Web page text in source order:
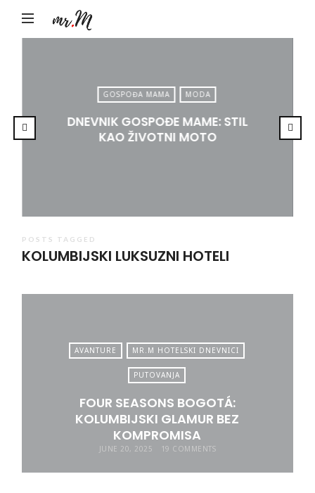
by
Tadić
GOSPOĐA MAMA MODA
DNEVNIK GOSPOĐE MAME: STIL
KAO ŽIVOTNI MOTO
POSTS TAGGED
KOLUMBIJSKI LUKSUZNI HOTELI
AVANTURE MR.M HOTELSKI DNEVNICI
PUTOVANJA
FOUR SEASONS BOGOTÁ:
KOLUMBIJSKI GLAMUR BEZ
KOMPROMISA
JUNE 20, 2025 19 COMMENTS